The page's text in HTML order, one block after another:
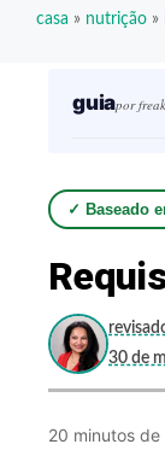
casa » nutrição »
guiapor
✓ Baseado
30 de
20 minutos de